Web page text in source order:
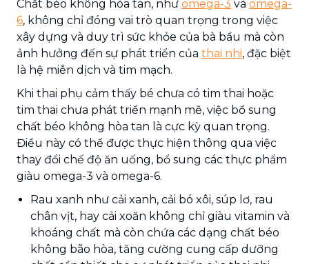
Chất béo không hòa tan, như omega-3 và omega-
6, không chỉ đóng vai trò quan trọng trong việc
xây dựng và duy trì sức khỏe của bà bầu mà còn
ảnh hưởng đến sự phát triển của thai nhi, đặc biệt
là hệ miễn dịch và tim mạch.
Khi thai phụ cảm thấy bé chưa có tim thai hoặc
tim thai chưa phát triển mạnh mẽ, việc bổ sung
chất béo không hòa tan là cực kỳ quan trọng.
Điều này có thể được thực hiện thông qua việc
thay đổi chế độ ăn uống, bổ sung các thực phẩm
giàu omega-3 và omega-6.
Rau xanh như cải xanh, cải bó xôi, súp lơ, rau
chân vịt, hay cải xoăn không chỉ giàu vitamin và
khoáng chất mà còn chứa các dạng chất béo
không bão hòa, tăng cường cung cấp dưỡng